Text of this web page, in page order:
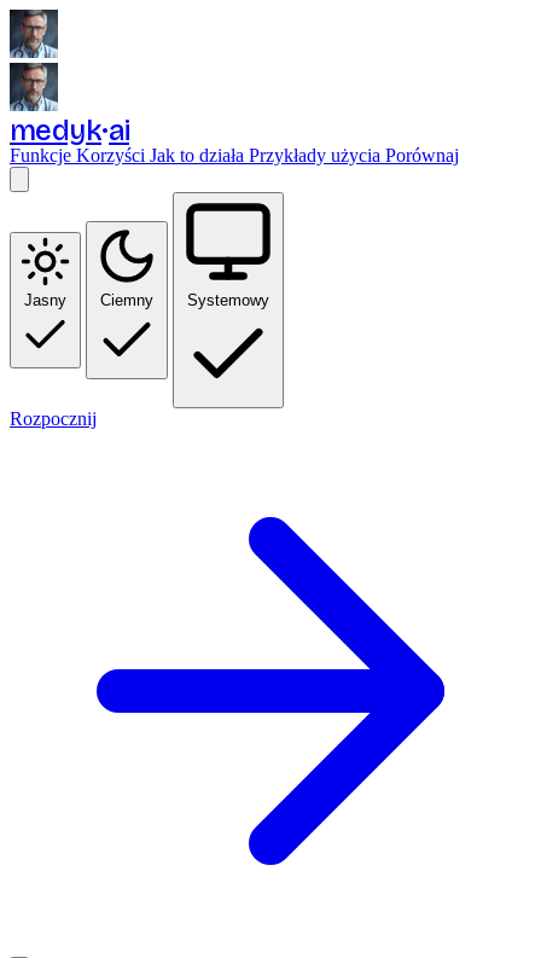
medyk ai
Funkcje Korzyści Jak to działa Przykłady użycia Porównaj
Jasny Ciemny Systemowy
Rozpocznij